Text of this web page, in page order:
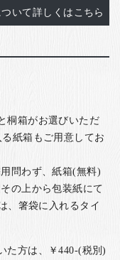
いて詳しくはこちら
桐箱がお選びいただ
紙箱もご用意してお
問わず、紙箱(無料)
の上から包装紙にて
、箸袋に入れるタイ
た方は、￥440-(税別)